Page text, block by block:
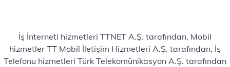
İş İnterneti hizmetleri TTNET A.Ş. tarafından, Mobil
hizmetler TT Mobil İletişim Hizmetleri A.Ş. tarafından, İş
Telefonu hizmetleri Türk Telekomünikasyon A.Ş. tarafından